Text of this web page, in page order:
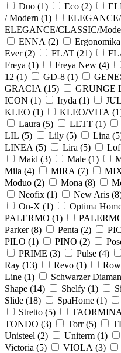
Duo (1) Eco (2)
/ Modern (1)
ELEGANCE/CLASSIC/
ENNA (2)
Ever (2) FLAT (21)
Freya (1) Freya New (4)
12 (1) GD-8 (1)
GRACIA (15) GRUNGE
ICON (1) Iryda (1)
KLEO (1) KLEO/VITA (1
Laura (5) LETT (1)
LIL (5) Lily (5) Lina (5
LINEA (5) Lira (5)
Maid (3) Male (1)
Mila (4) MIRA (7)
Moduo (2) Mona (8)
Neofix (1) New Aris (8
On-X (1) Optima
PALERMO (1)
Parker (8) Penta (2)
PILO (1) PINO (2)
PRIME (3) Pulse (4)
Ray (13) Revo (1)
Line (1) Schwarzer
Shape (14) Shelfy (1)
Slide (18) SpaHome (1)
Stretto (5)
TONDO (3) Torr (5)
Unisteel (2) Uniterm (1)
Victoria (5) VIOLA (3)